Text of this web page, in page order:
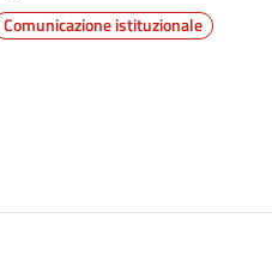
Comunicazione istituzionale